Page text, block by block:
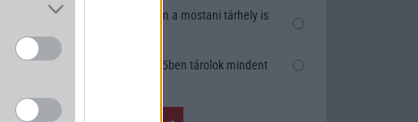
Nem, nekem a mostani tárhely is
Inkább felhőben tárolok mindent